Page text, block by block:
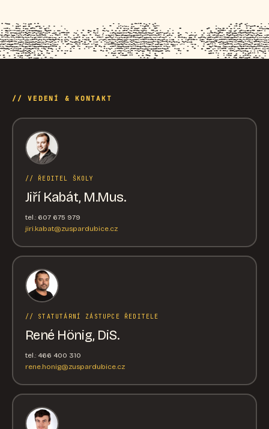
// VEDENÍ & KONTAKT
// ŘEDITEL ŠKOLY
Jiří Kabát, M.Mus.
tel.: 607 675 979
jiri.kabat@zuspardubice.cz
// STATUTÁRNÍ ZÁSTUPCE ŘEDITELE
René Hönig, DiS.
tel.: 466 400 310
rene.honig@zuspardubice.cz